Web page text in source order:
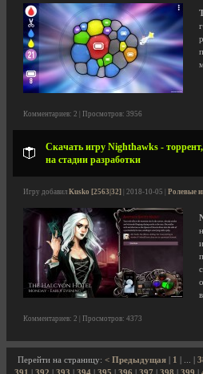
Комментариев: 2 | Просмотров: 3956
Скачать игру Nighthawks -
на стадии разработки
Игру добавил Kusko [2563|32] | 2018-10-05 | Ролевые
Комментариев: 2 | Просмотров: 4373
Перейти на страницу: < Предыдущая 1